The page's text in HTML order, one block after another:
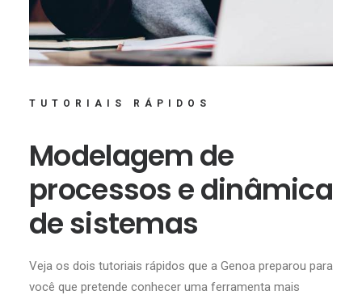
TUTORIAIS RÁPIDOS
Modelagem de
processos e dinâmica
de sistemas
Veja os dois tutoriais rápidos que a Genoa preparou para
você que pretende conhecer uma ferramenta mais